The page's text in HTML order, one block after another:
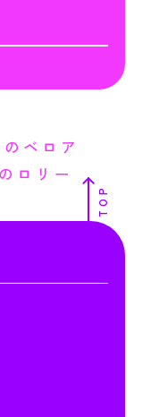
ベロア
ロリー
TOP